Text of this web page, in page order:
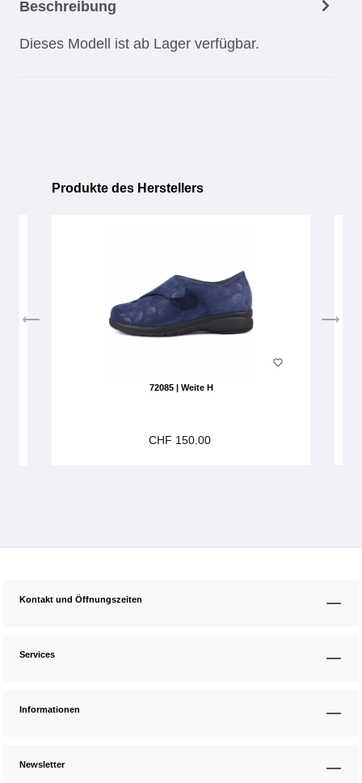
Beschreibung
Dieses Modell ist ab Lager verfügbar.
Produktgalerie überspringen
Produkte des Herstellers
72085 | Weite H
CHF 150.00
Kontakt und Öffnungszeiten
Services
Informationen
Newsletter